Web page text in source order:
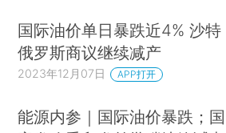
国际油价单日暴跌近4% 沙特
俄罗斯商议继续减产
2023年12月07日 APP打开
能源内参｜国际油价暴跌；国